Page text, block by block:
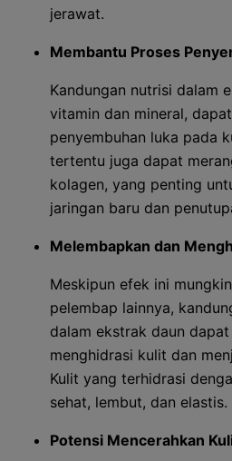
jerawat.
Membantu Proses
Kandungan nutrisi dalam
vitamin dan mineral,
penyembuhan luka pada
tertentu juga dapat
kolagen, yang penting
jaringan baru dan
Melembapkan dan
Meskipun efek ini
pelembap lainnya,
dalam ekstrak daun
menghidrasi kulit dan
Kulit yang terhidrasi
sehat, lembut, dan elastis.
Potensi Mencerahkan